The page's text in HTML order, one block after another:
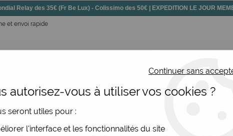
Relay des 35€ (Fr Be Lux) - Colissimo des 50€ | EXPEDITION LE JOUR
et envoi rapide
Chaussures Bijoux
Sunni Sabbi
Continuer sans
autorisez-vous à utiliser vos cookies ?
seront utiles pour :
l'interface et les fonctionnalités du site